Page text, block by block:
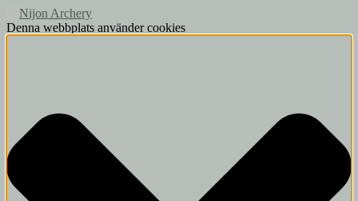
Denna webbplats använder cookies